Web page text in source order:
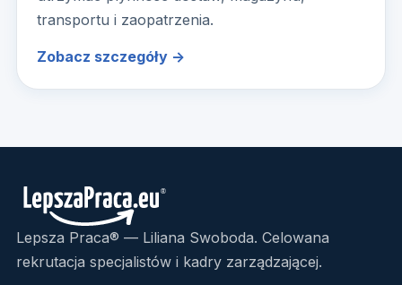
transportu i zaopatrzenia.
Zobacz szczegóły →
Lepsza Praca® — Liliana Swoboda. Celowana
rekrutacja specjalistów i kadry zarządzającej.